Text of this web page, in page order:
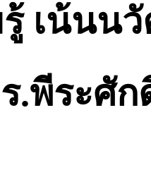
เน้นนวั
.พีระศั